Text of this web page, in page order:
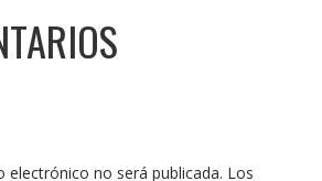
electrónico no será publicada. Los